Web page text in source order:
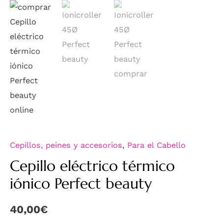
Cepillos, peines y accesorios, Para el Cabello
Cepillo eléctrico térmico
iónico Perfect beauty
40,00€